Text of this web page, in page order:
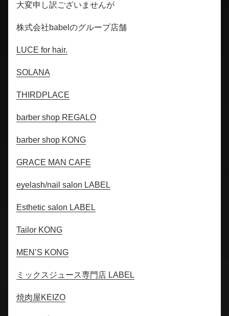
大変申し訳ございませんが
株式会社babelのグループ店舗
LUCE for hair.
SOLANA
THIRDPLACE
barber shop REGALO
barber shop KONG
GRACE MAN CAFE
eyelash/nail salon LABEL
Esthetic salon LABEL
Tailor KONG
MEN’S KONG
ミックスジュース専門店 LABEL
焼肉屋KEIZO